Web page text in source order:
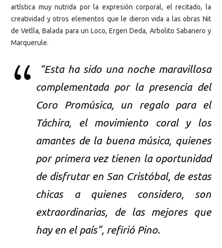
artística muy nutrida por la expresión corporal, el recitado, la
creatividad y otros elementos que le dieron vida a las obras Nit
de Vetlla, Balada para un Loco, Ergen Deda, Arbolito Sabanero y
Marquerule.
“Esta ha sido una noche maravillosa
complementada por la presencia del
Coro Promúsica, un regalo para el
Táchira, el movimiento coral y los
amantes de la buena música, quienes
por primera vez tienen la oportunidad
de disfrutar en San Cristóbal, de estas
chicas a quienes considero, son
extraordinarias, de las mejores que
hay en el país”, refirió Pino.